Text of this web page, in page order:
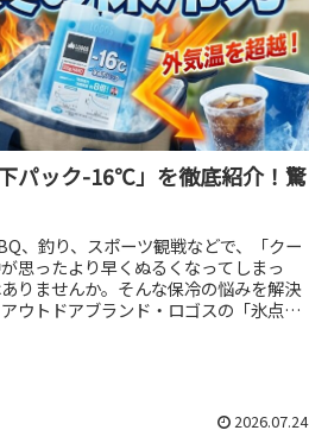
パック-16℃」を徹底紹介！驚
、釣り、スポーツ観戦などで、「クー
思ったより早くぬるくなってしまっ
りませんか。そんな保冷の悩みを解決
ウトドアブランド・ロゴスの「氷点下
2026.07.24